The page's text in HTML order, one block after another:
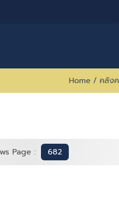
Home / คลัง
Page : 682